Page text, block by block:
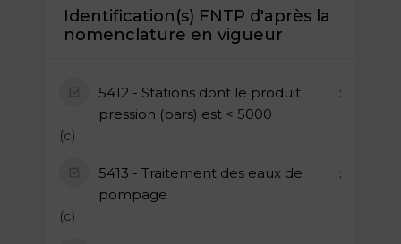
Identification(s) FNTP d'après la
nomenclature en vigueur
5412 - Stations dont le produit
pression (bars) est < 5000
(c)
5413 - Traitement des eaux de
pompage
(c)